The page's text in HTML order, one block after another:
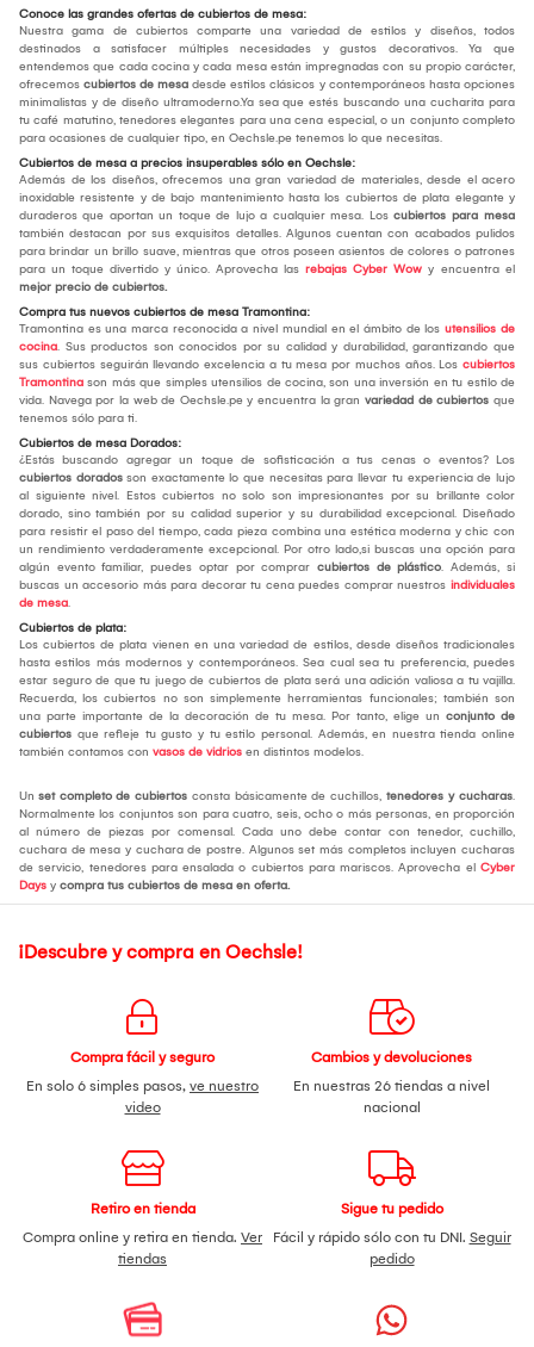
Conoce las grandes ofertas de cubiertos de mesa:
Nuestra gama de cubiertos comparte una variedad de estilos y diseños, todos
destinados a satisfacer múltiples necesidades y gustos decorativos. Ya que
entendemos que cada cocina y cada mesa están impregnadas con su propio carácter,
ofrecemos cubiertos de mesa desde estilos clásicos y contemporáneos hasta opciones
minimalistas y de diseño ultramoderno.Ya sea que estés buscando una cucharita para
tu café matutino, tenedores elegantes para una cena especial, o un conjunto completo
para ocasiones de cualquier tipo, en Oechsle.pe tenemos lo que necesitas.
Cubiertos de mesa a precios insuperables sólo en Oechsle:
Además de los diseños, ofrecemos una gran variedad de materiales, desde el acero
inoxidable resistente y de bajo mantenimiento hasta los cubiertos de plata elegante y
duraderos que aportan un toque de lujo a cualquier mesa. Los cubiertos para mesa
también destacan por sus exquisitos detalles. Algunos cuentan con acabados pulidos
para brindar un brillo suave, mientras que otros poseen asientos de colores o patrones
para un toque divertido y único. Aprovecha las rebajas Cyber Wow y encuentra el
mejor precio de cubiertos.
Compra tus nuevos cubiertos de mesa Tramontina:
Tramontina es una marca reconocida a nivel mundial en el ámbito de los utensilios de
cocina. Sus productos son conocidos por su calidad y durabilidad, garantizando que
sus cubiertos seguirán llevando excelencia a tu mesa por muchos años. Los cubiertos
Tramontina son más que simples utensilios de cocina, son una inversión en tu estilo de
vida. Navega por la web de Oechsle.pe y encuentra la gran variedad de cubiertos que
tenemos sólo para ti.
Cubiertos de mesa Dorados:
¿Estás buscando agregar un toque de sofisticación a tus cenas o eventos? Los
cubiertos dorados son exactamente lo que necesitas para llevar tu experiencia de lujo
al siguiente nivel. Estos cubiertos no solo son impresionantes por su brillante color
dorado, sino también por su calidad superior y su durabilidad excepcional. Diseñado
para resistir el paso del tiempo, cada pieza combina una estética moderna y chic con
un rendimiento verdaderamente excepcional. Por otro lado,si buscas una opción para
algún evento familiar, puedes optar por comprar cubiertos de plástico. Además, si
buscas un accesorio más para decorar tu cena puedes comprar nuestros individuales
de mesa.
Cubiertos de plata:
Los cubiertos de plata vienen en una variedad de estilos, desde diseños tradicionales
hasta estilos más modernos y contemporáneos. Sea cual sea tu preferencia, puedes
estar seguro de que tu juego de cubiertos de plata será una adición valiosa a tu vajilla.
Recuerda, los cubiertos no son simplemente herramientas funcionales; también son
una parte importante de la decoración de tu mesa. Por tanto, elige un conjunto de
cubiertos que refleje tu gusto y tu estilo personal. Además, en nuestra tienda online
también contamos con vasos de vidrios en distintos modelos.
Un set completo de cubiertos consta básicamente de cuchillos, tenedores y cucharas.
Normalmente los conjuntos son para cuatro, seis, ocho o más personas, en proporción
al número de piezas por comensal. Cada uno debe contar con tenedor, cuchillo,
cuchara de mesa y cuchara de postre. Algunos set más completos incluyen cucharas
de servicio, tenedores para ensalada o cubiertos para mariscos. Aprovecha el Cyber
Days y compra tus cubiertos de mesa en oferta.
¡Descubre y compra en Oechsle!
Compra fácil y seguro
En solo 6 simples pasos, ve nuestro
video
Cambios y devoluciones
En nuestras 26 tiendas a nivel
nacional
Retiro en tienda
Compra online y retira en tienda. Ver
tiendas
Sigue tu pedido
Fácil y rápido sólo con tu DNI. Seguir
pedido